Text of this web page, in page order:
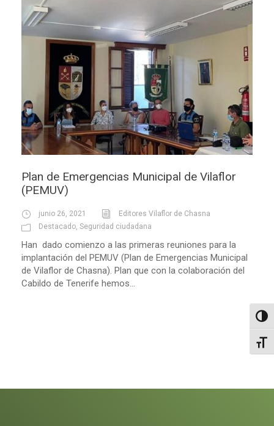
Plan de Emergencias Municipal de Vilaflor
(PEMUV)
junio 26, 2021
Editores Vilaflor de Chasna
Destacado Seguridad ciudadana
Han dado comienzo a las primeras reuniones para la
implantación del PEMUV (Plan de Emergencias Municipal
de Vilaflor de Chasna). Plan que con la colaboración del
Cabildo de Tenerife hemos...